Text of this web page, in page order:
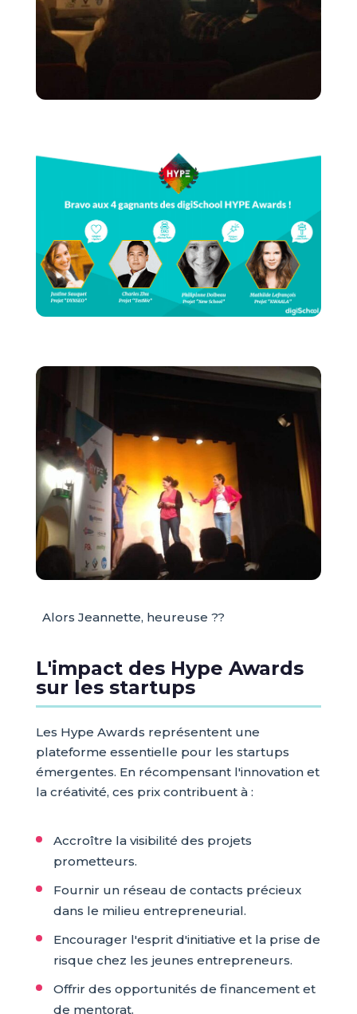
Alors Jeannette, heureuse ??
L'impact des Hype Awards
sur les startups
Les Hype Awards représentent une
plateforme essentielle pour les startups
émergentes. En récompensant l'innovation et
la créativité, ces prix contribuent à :
Accroître la visibilité des projets
prometteurs.
Fournir un réseau de contacts précieux
dans le milieu entrepreneurial.
Encourager l'esprit d'initiative et la prise de
risque chez les jeunes entrepreneurs.
Offrir des opportunités de financement et
de mentorat.